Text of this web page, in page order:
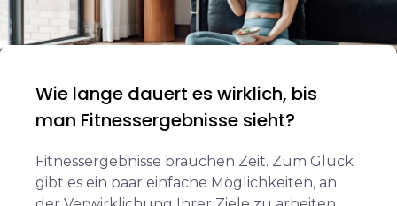
Wie lange dauert es wirklich, bis
man Fitnessergebnisse sieht?
Fitnessergebnisse brauchen Zeit. Zum Glück
gibt es ein paar einfache Möglichkeiten, an